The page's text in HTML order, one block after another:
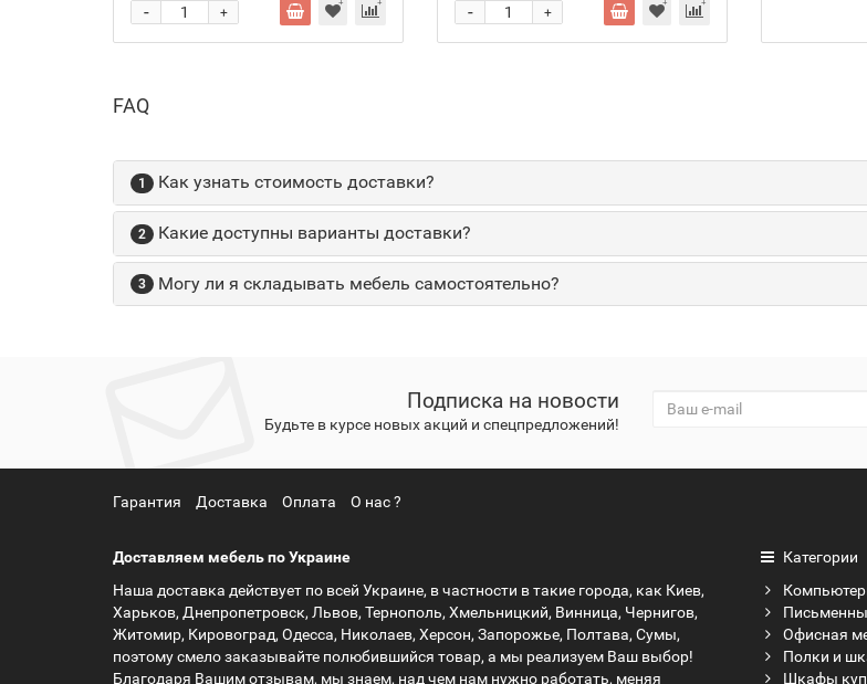
+
- +
-
FAQ
1 Как узнать стоимость доставки?
2 Какие доступны варианты доставки?
3 Могу ли я складывать мебель самостоятельно?
Подписка на новости
Будьте в курсе новых акций и спецпредложений!
Гарантия Доставка Оплата О нас ?
Доставляем мебель по Украине
Наша доставка действует по всей Украине, в частности в такие города, как Киев,
Харьков, Днепропетровск, Львов, Тернополь, Хмельницкий, Винница, Чернигов,
Житомир, Кировоград, Одесса, Николаев, Херсон, Запорожье, Полтава, Сумы,
поэтому смело заказывайте полюбившийся товар, а мы реализуем Ваш выбор!
Благодаря Вашим отзывам, мы знаем, над чем нам нужно работать, меняя
Категории
Офисная
Полки и
Шкафы